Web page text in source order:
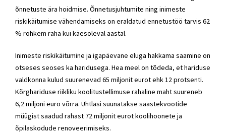
õnnetuste ära hoidmise. Õnnetusjuhtumite ning inimeste
riskikäitumise vähendamiseks on eraldatud ennetustöö tarvis 62
% rohkem raha kui käesoleval aastal.
Inimeste riskikäitumine ja igapäevane eluga hakkama saamine on
otseses seoses ka haridusega. Hea meel on tõdeda, et hariduse
valdkonna kulud suurenevad 65 miljonit eurot ehk 12 protsenti.
Kõrghariduse riikliku koolitustellimuse rahaline maht suureneb
6,2 miljoni euro võrra. Ühtlasi suunatakse saastekvootide
müügist saadud rahast 72 miljonit eurot koolihoonete ja
õpilaskodude renoveerimiseks.